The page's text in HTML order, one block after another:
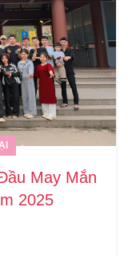
May Mắn
2025